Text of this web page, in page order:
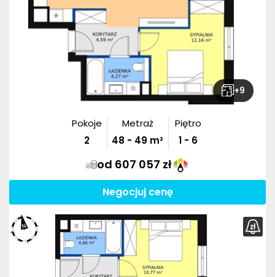
+9
Pokoje
2
Metraż
48 - 49 m²
Piętro
1 - 6
od 607 057 zł
Negocjuj cenę